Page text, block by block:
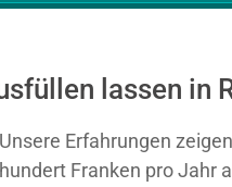
lassen in
Unsere Erfahrungen
hundert Franken pro Jahr